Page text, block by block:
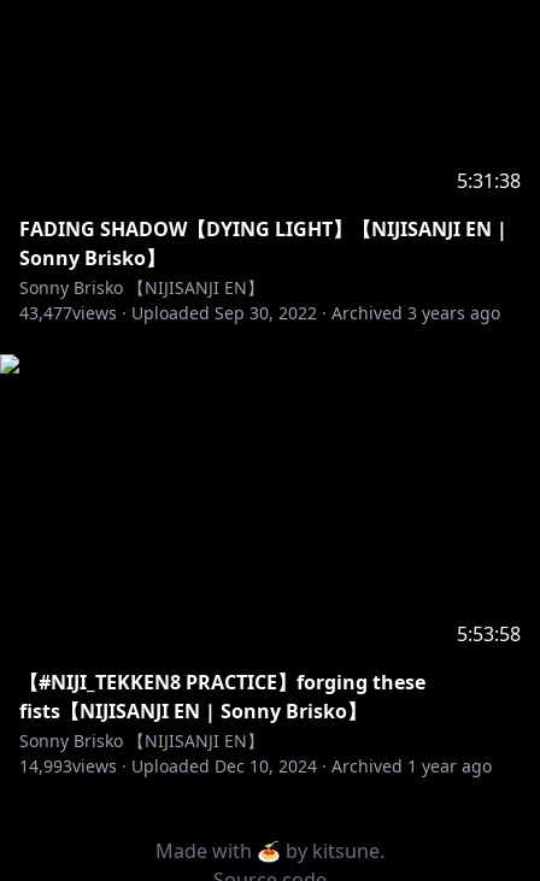
5:31:38
FADING SHADOW【DYING LIGHT】【NIJISANJI EN |
Sonny Brisko】
Sonny Brisko 【NIJISANJI EN】
43,477views · Uploaded Sep 30, 2022 · Archived 3 years ago
5:53:58
【#NIJI_TEKKEN8 PRACTICE】forging these
fists【NIJISANJI EN | Sonny Brisko】
Sonny Brisko 【NIJISANJI EN】
14,993views · Uploaded Dec 10, 2024 · Archived 1 year ago
Made with 🍝 by kitsune.